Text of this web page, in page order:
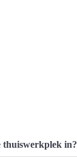
thuiswerkplek in?